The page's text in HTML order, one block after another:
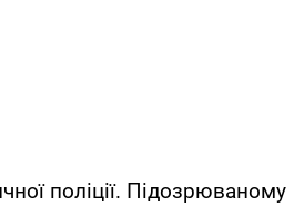
поліції. Підозрюваному